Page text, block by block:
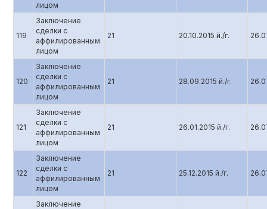
лицом
119
Заключение
сделки с
аффилированным
лицом
21 20.10.2015 й./г.
120
Заключение
сделки с
аффилированным
лицом
21 28.09.2015 й./г.
121
Заключение
сделки с
аффилированным
лицом
21 26.01.2015 й./г.
122
Заключение
сделки с
аффилированным
лицом
21 25.12.2015 й./г.
Заключение